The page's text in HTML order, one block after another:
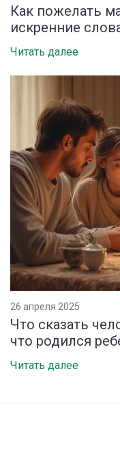
Как пожелать
искренние
Читать далее
26 апреля 2025
Что сказать
что родился
поздравления
Читать далее